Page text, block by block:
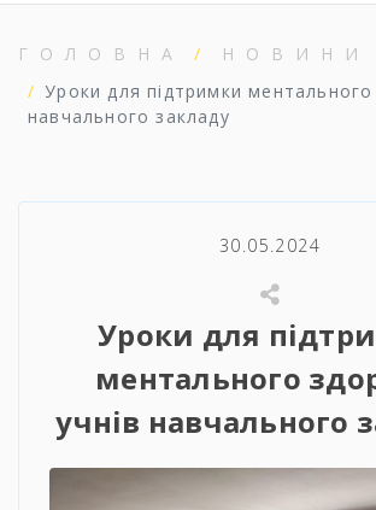
ГОЛОВНА
НОВИНИ
Уроки для підтримки ментального
навчального закладу
30.05.2024
Уроки для
ментального
учнів навчального